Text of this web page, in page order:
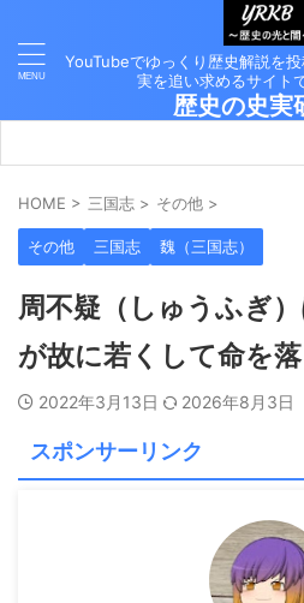
YouTubeでゆっくり歴史解説を
実を追い求めるサイト
歴史の史実
HOME > 三国志 > その他 >
その他 三国志 魏（三国志）
周不疑（しゅうふぎ
が故に若くして命を
2022年3月13日 2026年8月3日
スポンサーリンク